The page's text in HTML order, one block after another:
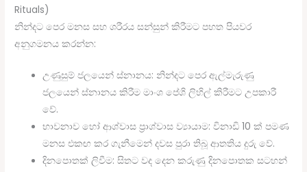
Rituals)
නින්දට පෙර මනස සහ ශරීරය සන්සුන් කිරීමට පහත පියවර
අනුගමනය කරන්න:
උණුසුම් ජලයෙන් ස්නානය: නින්දට පෙර ඇල්මැරුණු
ජලයෙන් ස්නානය කිරීම මාංශ පේශි ලිහිල් කිරීමට උපකාරී
වේ.
භාවනාව හෝ ආශ්වාස ප්‍රාශ්වාස ව්‍යායාම: විනාඩි 10 ක් පමණ
මනස එකඟ කර ගැනීමෙන් දවස පුරා තිබූ ආතතිය දුරු වේ.
දිනපොතක් ලිවීම: සිතට වද දෙන කරුණු දිනපොතක සටහන්